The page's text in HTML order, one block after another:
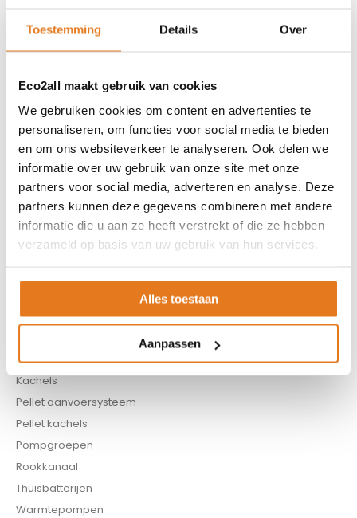
Toestemming Details Over
Eco2all maakt gebruik van cookies
We gebruiken cookies om content en advertenties te
personaliseren, om functies voor social media te bieden
en om ons websiteverkeer te analyseren. Ook delen we
informatie over uw gebruik van onze site met onze
partners voor social media, adverteren en analyse. Deze
partners kunnen deze gegevens combineren met andere
informatie die u aan ze heeft verstrekt of die ze hebben
verzameld op basis van uw gebruik van hun services.
Alles toestaan
Aanpassen
Privacybeleid
Algemene voorwaarden
Contact
ASSORTIMENT
Appendages
Biomassa ketels
Boilers
Buffervaten
CV pellet kachels
Hoge temperatuur warmtepomp
Kachels
Pellet aanvoersysteem
Pellet kachels
Pompgroepen
Rookkanaal
Thuisbatterijen
Warmtepompen